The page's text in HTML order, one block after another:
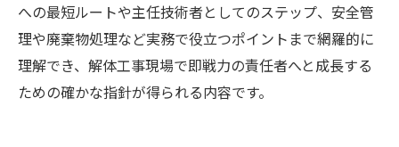
への最短ルートや主任技術者としてのステップ、安全管
理や廃棄物処理など実務で役立つポイントまで網羅的に
理解でき、解体工事現場で即戦力の責任者へと成長する
ための確かな指針が得られる内容です。